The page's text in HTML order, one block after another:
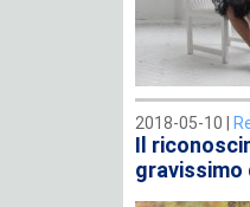
2018-05-10 |
Il
gravissimo